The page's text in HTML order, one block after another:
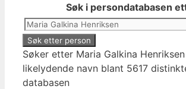
Søk i persondatabasen
Søker etter Maria Galkina
likelydende navn blant 5617
databasen